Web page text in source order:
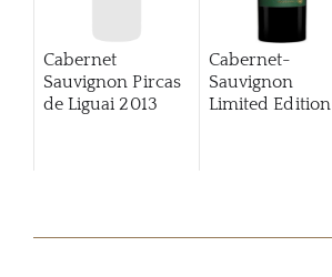
Cabernet
Sauvignon Pircas
de Liguai 2013
Cabernet-
Sauvignon
Limited Edition